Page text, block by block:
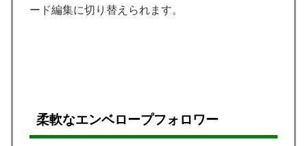
ード編集に切り替えられます。
柔軟なエンベロープフォロワー